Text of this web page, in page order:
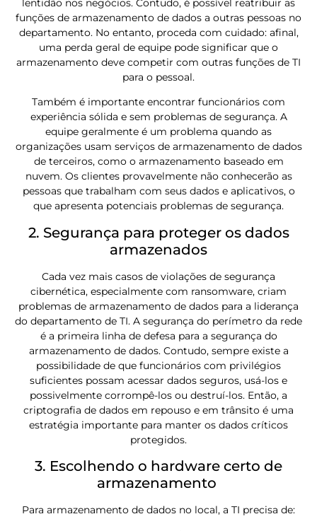
lentidão nos negócios. Contudo, é possível reatribuir as
funções de armazenamento de dados a outras pessoas no
departamento. No entanto, proceda com cuidado: afinal,
uma perda geral de equipe pode significar que o
armazenamento deve competir com outras funções de TI
para o pessoal.
Também é importante encontrar funcionários com
experiência sólida e sem problemas de segurança. A
equipe geralmente é um problema quando as
organizações usam serviços de armazenamento de dados
de terceiros, como o armazenamento baseado em
nuvem. Os clientes provavelmente não conhecerão as
pessoas que trabalham com seus dados e aplicativos, o
que apresenta potenciais problemas de segurança.
2. Segurança para proteger os dados
armazenados
Cada vez mais casos de violações de segurança
cibernética, especialmente com ransomware, criam
problemas de armazenamento de dados para a liderança
do departamento de TI. A segurança do perímetro da rede
é a primeira linha de defesa para a segurança do
armazenamento de dados. Contudo, sempre existe a
possibilidade de que funcionários com privilégios
suficientes possam acessar dados seguros, usá-los e
possivelmente corrompê-los ou destruí-los. Então, a
criptografia de dados em repouso e em trânsito é uma
estratégia importante para manter os dados críticos
protegidos.
3. Escolhendo o hardware certo de
armazenamento
Para armazenamento de dados no local, a TI precisa de: